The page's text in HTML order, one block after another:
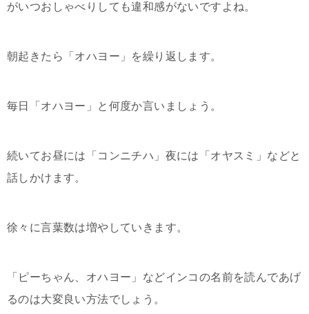
がいつおしゃべりしても違和感がないですよね。
朝起きたら「オハヨー」を繰り返します。
毎日「オハヨー」と何度か言いましょう。
続いてお昼には「コンニチハ」夜には「オヤスミ」などと
話しかけます。
徐々に言葉数は増やしていきます。
「ピーちゃん、オハヨー」などインコの名前を読んであげ
るのは大変良い方法でしょう。